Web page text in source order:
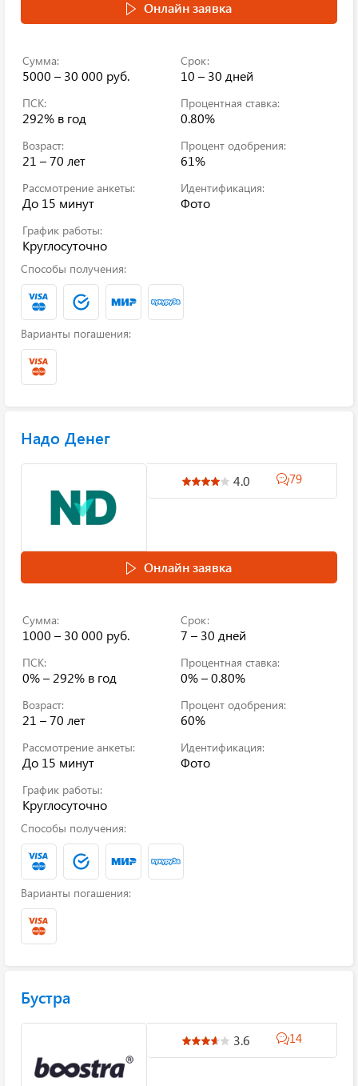
Онлайн заявка
Сумма:
5000 – 30 000 руб.
Срок:
10 – 30 дней
ПСК:
292% в год
Процентная ставка:
0.80%
Возраст:
21 – 70 лет
Процент одобрения:
61%
Рассмотрение анкеты:
До 15 минут
Идентификация:
Фото
График работы:
Круглосуточно
Способы получения:
Варианты погашения:
Надо Денег
4.0 79
Онлайн заявка
Сумма:
1000 – 30 000 руб.
Срок:
7 – 30 дней
ПСК:
0% – 292% в год
Процентная ставка:
0% – 0.80%
Возраст:
21 – 70 лет
Процент одобрения:
60%
Рассмотрение анкеты:
До 15 минут
Идентификация:
Фото
График работы:
Круглосуточно
Способы получения:
Варианты погашения:
Бустра
3.6 14